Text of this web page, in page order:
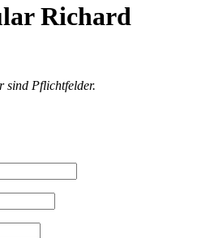
Richard
sind Pflichtfelder.